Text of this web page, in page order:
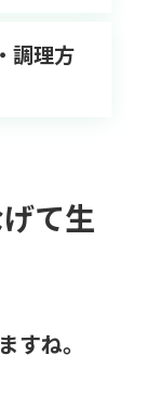
調理方
て生
すね。